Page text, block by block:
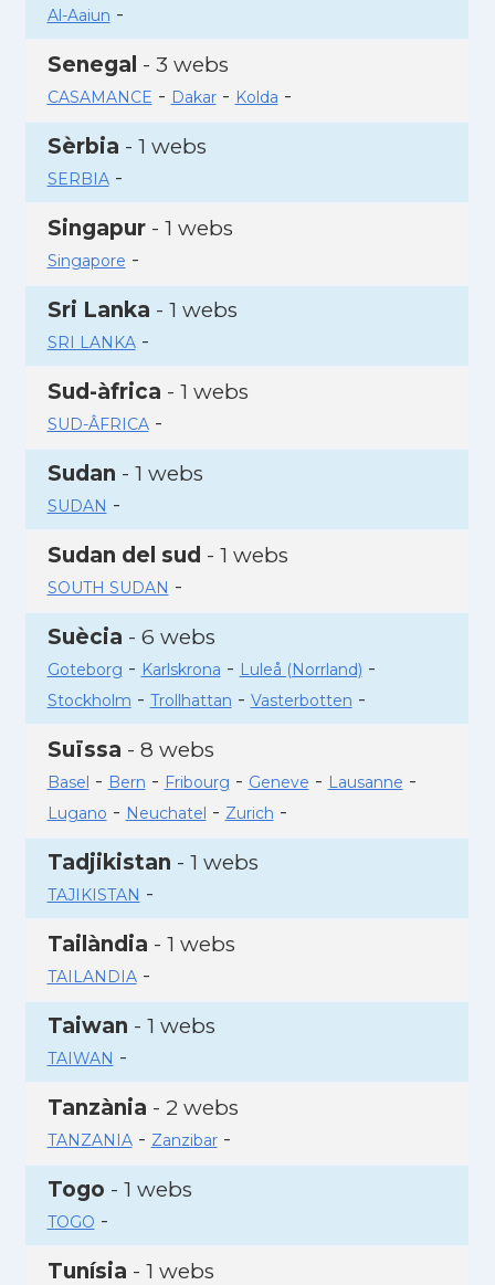
Al-Aaiun -
Senegal - 3 webs
CASAMANCE - Dakar- Kolda -
Sèrbia - 1 webs
SERBIA-
Singapur- 1 webs
Singapore -
Sri Lanka - 1 webs
SRI LANKA-
Sud-àfrica - 1 webs
SUD-ÂFRICA-
Sudan - 1 webs
SUDAN -
Sudan del sud - 1 webs
SOUTH SUDAN -
Suècia - 6 webs
Goteborg - Karlskrona - Luleå (Norrland) -
Stockholm - Trollhattan - Vasterbotten -
Suïssa - 8 webs
Basel - Bern - Fribourg - Geneve - Lausanne -
Lugano - Neuchatel - Zurich -
Tadjikistan - 1 webs
TAJIKISTAN -
Tailàndia - 1 webs
TAILANDIA-
Taiwan - 1 webs
TAIWAN -
Tanzània - 2 webs
TANZANIA- Zanzibar-
Togo - 1 webs
TOGO -
Tunísia - 1 webs